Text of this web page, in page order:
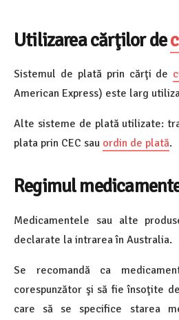
Utilizarea cărţilor de
Sistemul de plată prin cărţi de
American Express) este larg
Alte sisteme de plată utilizate:
plata prin CEC sau ordin de plată.
Regimul
Medicamentele sau alte
declarate la intrarea în Australia.
Se recomandă ca
corespunzător şi să fie însoţite
care să se specifice starea